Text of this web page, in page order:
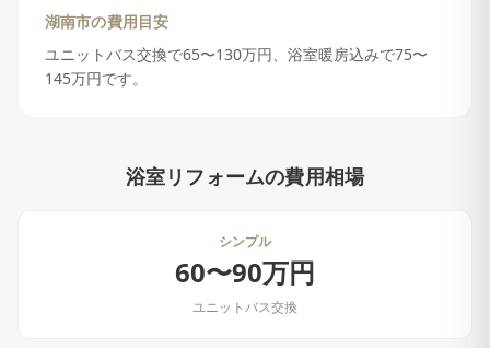
湖南市の費用目安
ユニットバス交換で65〜130万円、浴室暖房込みで75〜
145万円です。
浴室リフォームの費用相場
シンプル
60〜90万円
ユニットバス交換